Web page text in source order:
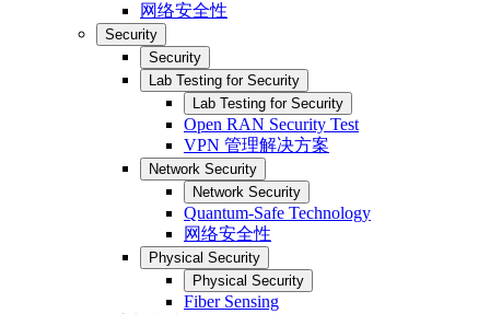
网络安全性
Security
Security
Lab Testing for Security
Lab Testing for Security
Open RAN Security Test
VPN 管理解决方案
Network Security
Network Security
Quantum-Safe Technology
网络安全性
Physical Security
Physical Security
Fiber Sensing